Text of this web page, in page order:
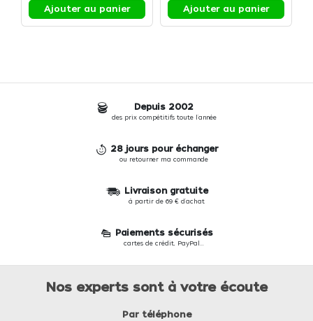
Ajouter au panier Ajouter au panier
Depuis 2002
des prix compétitifs toute l'année
28 jours pour échanger
ou retourner ma commande
Livraison gratuite
à partir de 69 € d'achat
Paiements sécurisés
cartes de crédit, PayPal...
Nos experts sont à votre écoute
Par téléphone